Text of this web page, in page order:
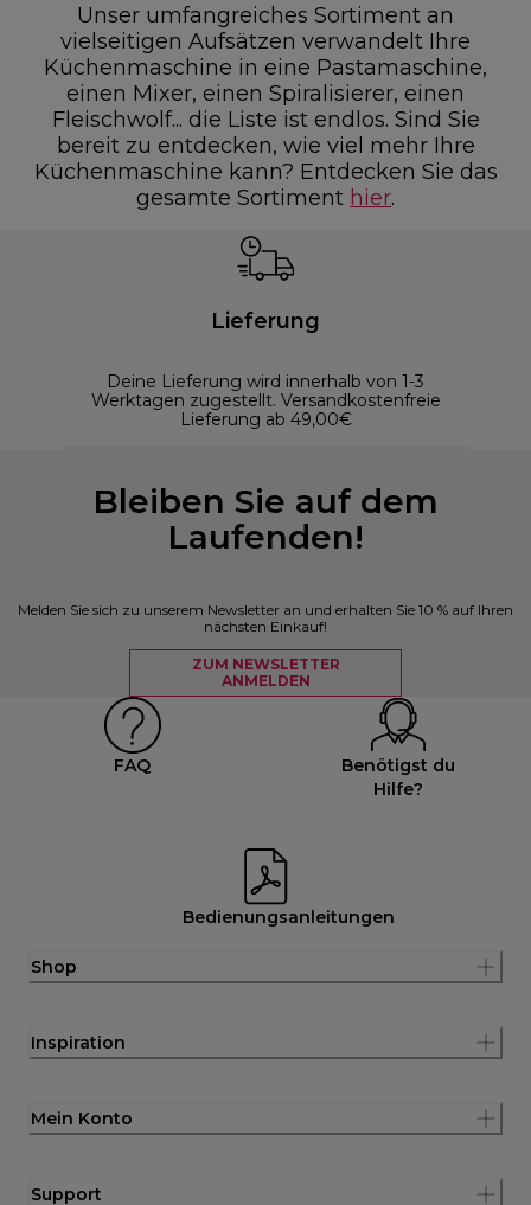
Unser umfangreiches Sortiment an
vielseitigen Aufsätzen verwandelt Ihre
Küchenmaschine in eine Pastamaschine,
einen Mixer, einen Spiralisierer, einen
Fleischwolf... die Liste ist endlos. Sind Sie
bereit zu entdecken, wie viel mehr Ihre
Küchenmaschine kann? Entdecken Sie das
gesamte Sortiment hier.
Lieferung
Deine Lieferung wird innerhalb von 1-3
Werktagen zugestellt. Versandkostenfreie
Lieferung ab 49,00€
Bleiben Sie auf dem
Laufenden!
Melden Sie sich zu unserem Newsletter an und erhalten Sie 10 % auf Ihren
nächsten Einkauf!
ZUM NEWSLETTER
ANMELDEN
FAQ
Benötigst du
Hilfe?
Bedienungsanleitungen
Shop
Inspiration
Mein Konto
Support